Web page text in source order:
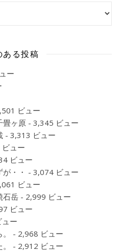
ある投稿
ー
ビュー
ヶ原 - 3,345 ビュー
- 3,313 ビュー
ュー
ビュー
・・ - 3,074 ビュー
ビュー
石岳 - 2,999 ビュー
ビュー
ー
- 2,968 ビュー
- 2,912 ビュー